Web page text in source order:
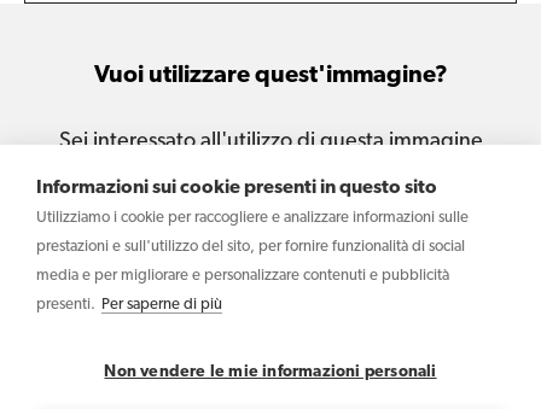
Informazioni sui cookie presenti in questo sito
Utilizziamo i cookie per raccogliere e analizzare informazioni sulle
prestazioni e sull'utilizzo del sito, per fornire funzionalità di social
media e per migliorare e personalizzare contenuti e pubblicità
presenti.
Per saperne di più
Non vendere le mie informazioni personali
Vuoi utilizzare quest'immagine?
Sei interessato all'utilizzo di questa immagine
per le tue attività e i tuoi progetti?
Scrivi
P.IVA IT04031340369